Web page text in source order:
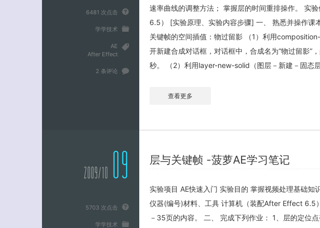
速率曲线的调整方法； 掌握层的时间重排操作。 实
6.5） [实验原理、实验内容步骤] 一、 熟悉并操作课
关键帧的空间插值：物过留影 （1）利用
开新建合成对话框，对话框中，合成名为“物过留影
秒。 （2）利用layer-new-solid（图层－新建－固态
查看更多
6481 次点击
学学技术
AE
After Effect
2 条评论
层与关键帧 -菠萝AE学习笔记
实验项目 AE快速入门 实验目的 掌握视频处理基础
仪器(编号)材料、工具 计算机（装配After Effect 6.5
－35页的内容。 二、 完成下列作业： 1、层的定
2009/10 09
5703 次点击
学学技术